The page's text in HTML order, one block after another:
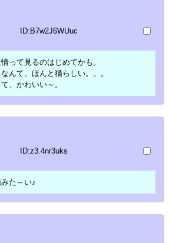
ID:B7w2J6WUuc
って見るのはじめてかも。
んて、ほんと猫らしい。。。
、かわいい～。
ID:z3.4nr3uks
た～い♪